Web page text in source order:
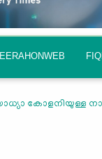
കോളനിയുള്ള